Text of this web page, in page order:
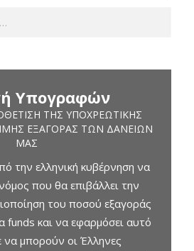
Υπογραφών
ΤΗΣ ΥΠΟΧΡΕΩΤΙΚΉΣ
ΕΞΑΓΟΡΆΣ ΤΩΝ ΔΑΝΕΊΩΝ
ΜΑΣ
την ελληνική κυβέρνηση να
που θα επιβάλλει την
του ποσού εξαγοράς
funds και να εφαρμόσει αυτό
μπορούν οι Έλληνες